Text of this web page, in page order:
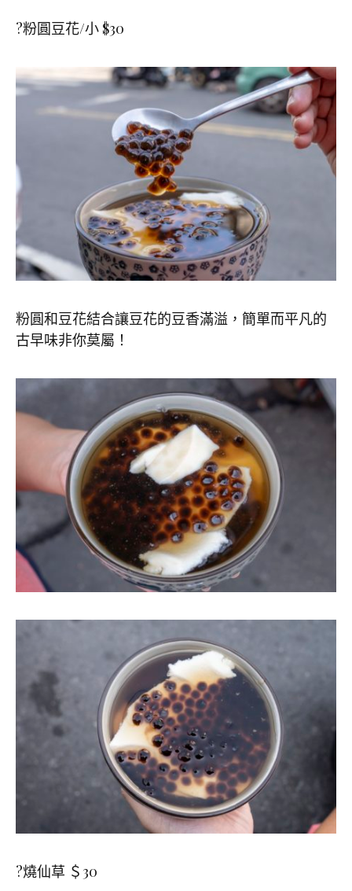
?粉圓豆花/小 $30
粉圓和豆花結合讓豆花的豆香滿溢，簡單而平凡的
古早味非你莫屬！
?燒仙草 ＄30